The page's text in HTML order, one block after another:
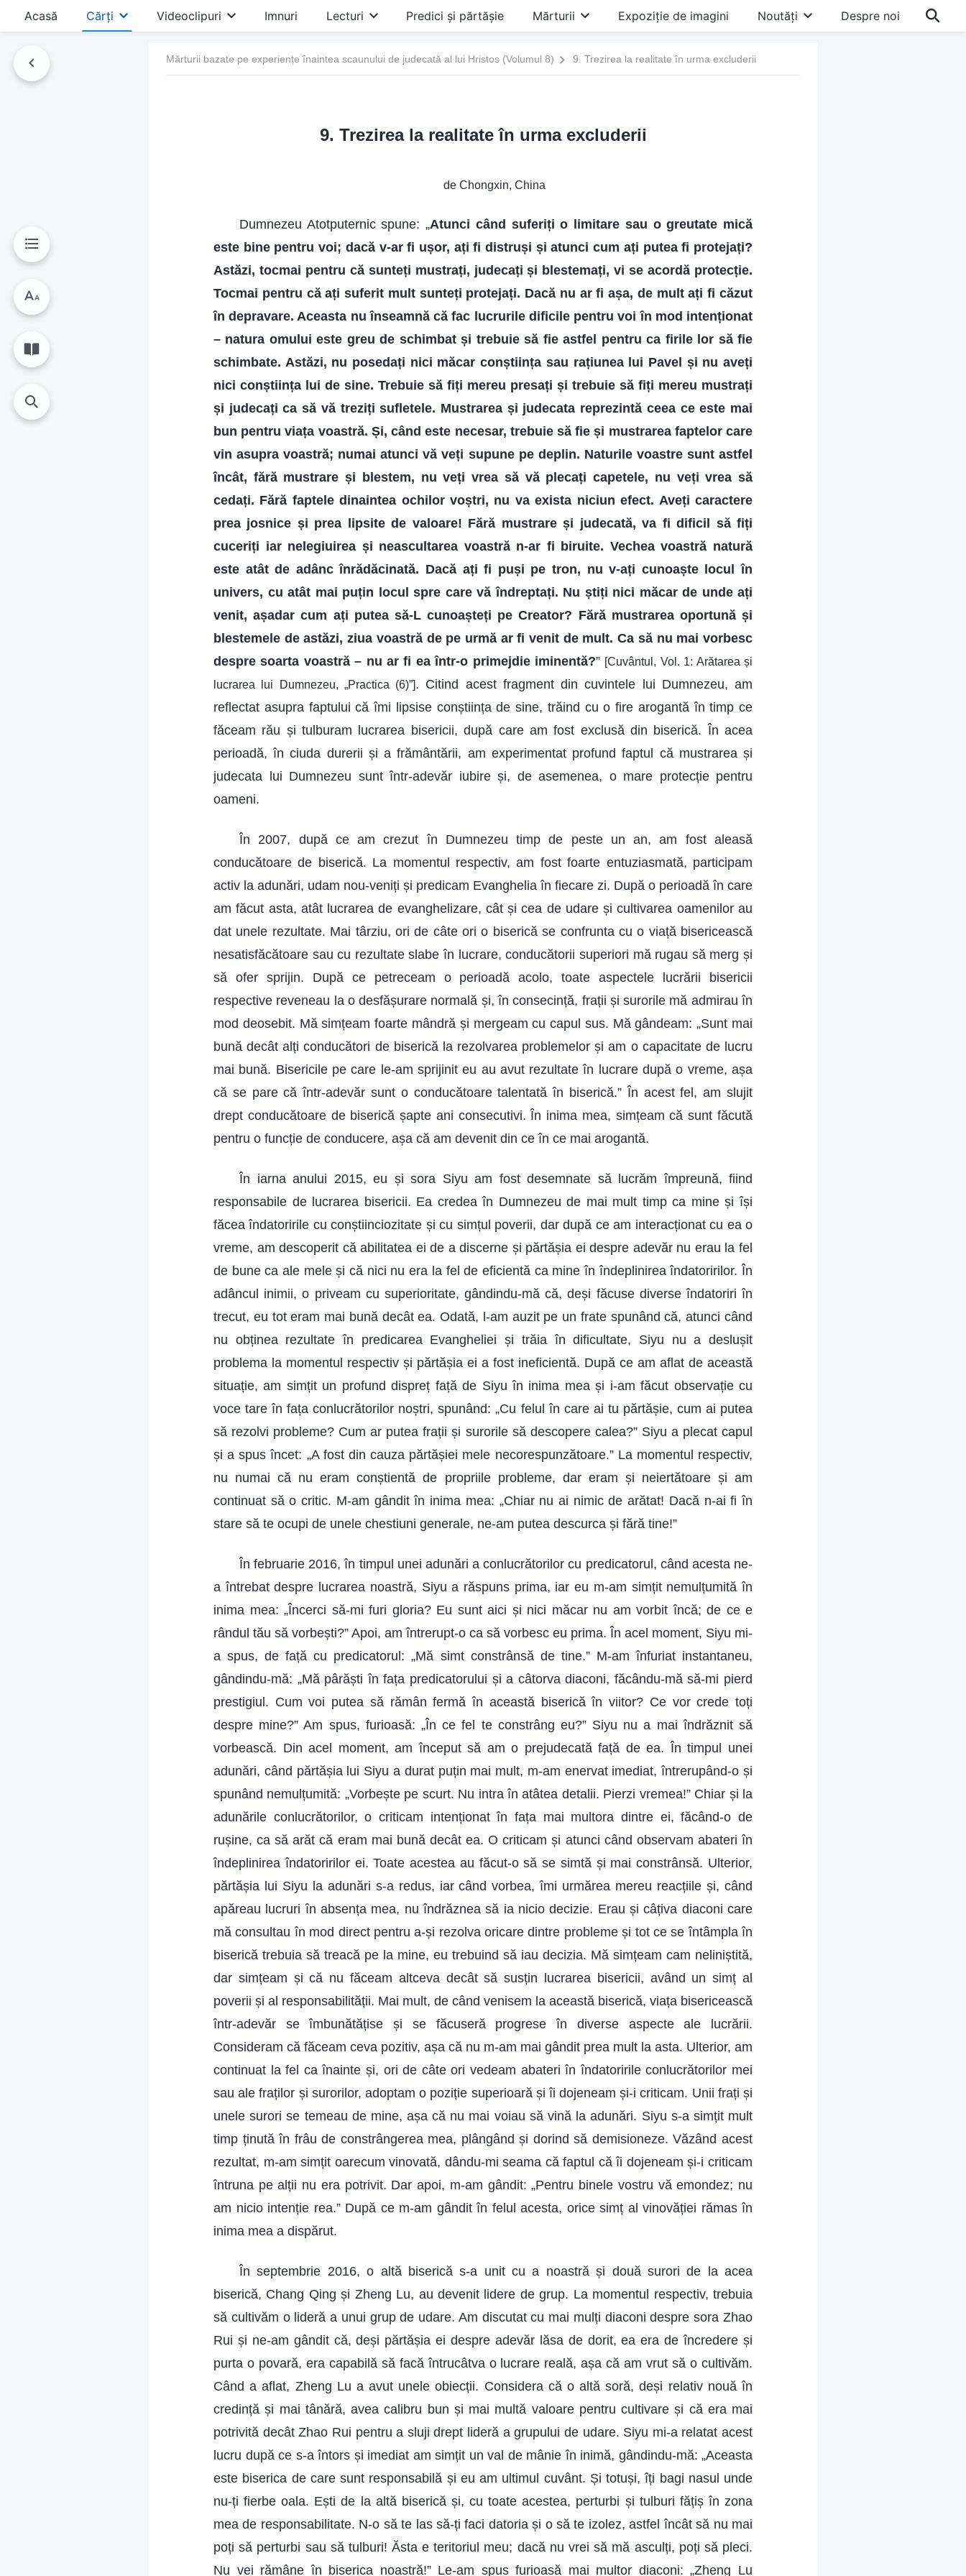
Acasă Cărți Videoclipuri Imnuri Lecturi Predici și părtășie Mărturii Expoziție de imagini Noutăți Despre noi
Mărturii bazate pe experiențe înaintea scaunului de judecată al lui Hristos (Volumul 8) 9. Trezirea la realitate în urma excluderii
9. Trezirea la realitate în urma excluderii
de Chongxin, China
Dumnezeu Atotputernic spune: „Atunci când suferiți o limitare sau o greutate mică
este bine pentru voi; dacă v-ar fi ușor, ați fi distruși și atunci cum ați putea fi protejați?
Astăzi, tocmai pentru că sunteți mustrați, judecați și blestemați, vi se acordă protecție.
Tocmai pentru că ați suferit mult sunteți protejați. Dacă nu ar fi așa, de mult ați fi căzut
în depravare. Aceasta nu înseamnă că fac lucrurile dificile pentru voi în mod intenționat
– natura omului este greu de schimbat și trebuie să fie astfel pentru ca firile lor să fie
schimbate. Astăzi, nu posedați nici măcar conștiința sau rațiunea lui Pavel și nu aveți
nici conștiința lui de sine. Trebuie să fiți mereu presați și trebuie să fiți mereu mustrați
și judecați ca să vă treziți sufletele. Mustrarea și judecata reprezintă ceea ce este mai
bun pentru viața voastră. Și, când este necesar, trebuie să fie și mustrarea faptelor care
vin asupra voastră; numai atunci vă veți supune pe deplin. Naturile voastre sunt astfel
încât, fără mustrare și blestem, nu veți vrea să vă plecați capetele, nu veți vrea să
cedați. Fără faptele dinaintea ochilor voștri, nu va exista niciun efect. Aveți caractere
prea josnice și prea lipsite de valoare! Fără mustrare și judecată, va fi dificil să fiți
cuceriți iar nelegiuirea și neascultarea voastră n-ar fi biruite. Vechea voastră natură
este atât de adânc înrădăcinată. Dacă ați fi puși pe tron, nu v-ați cunoaște locul în
univers, cu atât mai puțin locul spre care vă îndreptați. Nu știți nici măcar de unde ați
venit, așadar cum ați putea să-L cunoașteți pe Creator? Fără mustrarea oportună și
blestemele de astăzi, ziua voastră de pe urmă ar fi venit de mult. Ca să nu mai vorbesc
despre soarta voastră – nu ar fi ea într-o primejdie iminentă?” [Cuvântul, Vol. 1: Arătarea și
lucrarea lui Dumnezeu, „Practica (6)”]. Citind acest fragment din cuvintele lui Dumnezeu, am
reflectat asupra faptului că îmi lipsise conștiința de sine, trăind cu o fire arogantă în timp ce
făceam rău și tulburam lucrarea bisericii, după care am fost exclusă din biserică. În acea
perioadă, în ciuda durerii și a frământării, am experimentat profund faptul că mustrarea și
judecata lui Dumnezeu sunt într-adevăr iubire și, de asemenea, o mare protecție pentru
oameni.
În 2007, după ce am crezut în Dumnezeu timp de peste un an, am fost aleasă
conducătoare de biserică. La momentul respectiv, am fost foarte entuziasmată, participam
activ la adunări, udam nou-veniți și predicam Evanghelia în fiecare zi. După o perioadă în care
am făcut asta, atât lucrarea de evanghelizare, cât și cea de udare și cultivarea oamenilor au
dat unele rezultate. Mai târziu, ori de câte ori o biserică se confrunta cu o viață bisericească
nesatisfăcătoare sau cu rezultate slabe în lucrare, conducătorii superiori mă rugau să merg și
să ofer sprijin. După ce petreceam o perioadă acolo, toate aspectele lucrării bisericii
respective reveneau la o desfășurare normală și, în consecință, frații și surorile mă admirau în
mod deosebit. Mă simțeam foarte mândră și mergeam cu capul sus. Mă gândeam: „Sunt mai
bună decât alți conducători de biserică la rezolvarea problemelor și am o capacitate de lucru
mai bună. Bisericile pe care le-am sprijinit eu au avut rezultate în lucrare după o vreme, așa
că se pare că într-adevăr sunt o conducătoare talentată în biserică.” În acest fel, am slujit
drept conducătoare de biserică șapte ani consecutivi. În inima mea, simțeam că sunt făcută
pentru o funcție de conducere, așa că am devenit din ce în ce mai arogantă.
În iarna anului 2015, eu și sora Siyu am fost desemnate să lucrăm împreună, fiind
responsabile de lucrarea bisericii. Ea credea în Dumnezeu de mai mult timp ca mine și își
făcea îndatoririle cu conștiinciozitate și cu simțul poverii, dar după ce am interacționat cu ea o
vreme, am descoperit că abilitatea ei de a discerne și părtășia ei despre adevăr nu erau la fel
de bune ca ale mele și că nici nu era la fel de eficientă ca mine în îndeplinirea îndatoririlor. În
adâncul inimii, o priveam cu superioritate, gândindu-mă că, deși făcuse diverse îndatoriri în
trecut, eu tot eram mai bună decât ea. Odată, l-am auzit pe un frate spunând că, atunci când
nu obținea rezultate în predicarea Evangheliei și trăia în dificultate, Siyu nu a deslușit
problema la momentul respectiv și părtășia ei a fost ineficientă. După ce am aflat de această
situație, am simțit un profund dispreț față de Siyu în inima mea și i-am făcut observație cu
voce tare în fața conlucrătorilor noștri, spunând: „Cu felul în care ai tu părtășie, cum ai putea
să rezolvi probleme? Cum ar putea frații și surorile să descopere calea?” Siyu a plecat capul
și a spus încet: „A fost din cauza părtășiei mele necorespunzătoare.” La momentul respectiv,
nu numai că nu eram conștientă de propriile probleme, dar eram și neiertătoare și am
continuat să o critic. M-am gândit în inima mea: „Chiar nu ai nimic de arătat! Dacă n-ai fi în
stare să te ocupi de unele chestiuni generale, ne-am putea descurca și fără tine!”
În februarie 2016, în timpul unei adunări a conlucrătorilor cu predicatorul, când acesta ne-
a întrebat despre lucrarea noastră, Siyu a răspuns prima, iar eu m-am simțit nemulțumită în
inima mea: „Încerci să-mi furi gloria? Eu sunt aici și nici măcar nu am vorbit încă; de ce e
rândul tău să vorbești?” Apoi, am întrerupt-o ca să vorbesc eu prima. În acel moment, Siyu mi-
a spus, de față cu predicatorul: „Mă simt constrânsă de tine.” M-am înfuriat instantaneu,
gândindu-mă: „Mă pârăști în fața predicatorului și a câtorva diaconi, făcându-mă să-mi pierd
prestigiul. Cum voi putea să rămân fermă în această biserică în viitor? Ce vor crede toți
despre mine?” Am spus, furioasă: „În ce fel te constrâng eu?” Siyu nu a mai îndrăznit să
vorbească. Din acel moment, am început să am o prejudecată față de ea. În timpul unei
adunări, când părtășia lui Siyu a durat puțin mai mult, m-am enervat imediat, întrerupând-o și
spunând nemulțumită: „Vorbește pe scurt. Nu intra în atâtea detalii. Pierzi vremea!” Chiar și la
adunările conlucrătorilor, o criticam intenționat în fața mai multora dintre ei, făcând-o de
rușine, ca să arăt că eram mai bună decât ea. O criticam și atunci când observam abateri în
îndeplinirea îndatoririlor ei. Toate acestea au făcut-o să se simtă și mai constrânsă. Ulterior,
părtășia lui Siyu la adunări s-a redus, iar când vorbea, îmi urmărea mereu reacțiile și, când
apăreau lucruri în absența mea, nu îndrăznea să ia nicio decizie. Erau și câțiva diaconi care
mă consultau în mod direct pentru a-și rezolva oricare dintre probleme și tot ce se întâmpla în
biserică trebuia să treacă pe la mine, eu trebuind să iau decizia. Mă simțeam cam neliniștită,
dar simțeam și că nu făceam altceva decât să susțin lucrarea bisericii, având un simț al
poverii și al responsabilității. Mai mult, de când venisem la această biserică, viața bisericească
într-adevăr se îmbunătățise și se făcuseră progrese în diverse aspecte ale lucrării.
Consideram că făceam ceva pozitiv, așa că nu m-am mai gândit prea mult la asta. Ulterior, am
continuat la fel ca înainte și, ori de câte ori vedeam abateri în îndatoririle conlucrătorilor mei
sau ale fraților și surorilor, adoptam o poziție superioară și îi dojeneam și-i criticam. Unii frați și
unele surori se temeau de mine, așa că nu mai voiau să vină la adunări. Siyu s-a simțit mult
timp ținută în frâu de constrângerea mea, plângând și dorind să demisioneze. Văzând acest
rezultat, m-am simțit oarecum vinovată, dându-mi seama că faptul că îi dojeneam și-i criticam
întruna pe alții nu era potrivit. Dar apoi, m-am gândit: „Pentru binele vostru vă emondez; nu
am nicio intenție rea.” După ce m-am gândit în felul acesta, orice simț al vinovăției rămas în
inima mea a dispărut.
În septembrie 2016, o altă biserică s-a unit cu a noastră și două surori de la acea
biserică, Chang Qing și Zheng Lu, au devenit lidere de grup. La momentul respectiv, trebuia
să cultivăm o lideră a unui grup de udare. Am discutat cu mai mulți diaconi despre sora Zhao
Rui și ne-am gândit că, deși părtășia ei despre adevăr lăsa de dorit, ea era de încredere și
purta o povară, era capabilă să facă întrucâtva o lucrare reală, așa că am vrut să o cultivăm.
Când a aflat, Zheng Lu a avut unele obiecții. Considera că o altă soră, deși relativ nouă în
credință și mai tânără, avea calibru bun și mai multă valoare pentru cultivare și că era mai
potrivită decât Zhao Rui pentru a sluji drept lideră a grupului de udare. Siyu mi-a relatat acest
lucru după ce s-a întors și imediat am simțit un val de mânie în inimă, gândindu-mă: „Aceasta
este biserica de care sunt responsabilă și eu am ultimul cuvânt. Și totuși, îți bagi nasul unde
nu-ți fierbe oala. Ești de la altă biserică și, cu toate acestea, perturbi și tulburi fățiș în zona
mea de responsabilitate. N-o să te las să-ți faci datoria și o să te izolez, astfel încât să nu mai
poți să perturbi sau să tulburi! Ăsta e teritoriul meu; dacă nu vrei să mă asculți, poți să pleci.
Nu vei rămâne în biserica noastră!” Le-am spus furioasă mai multor diaconi: „Zheng Lu